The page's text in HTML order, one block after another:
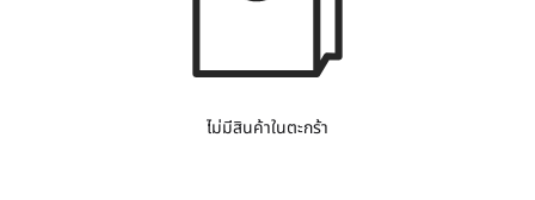
ไม่มีสินค้าในตะกร้า